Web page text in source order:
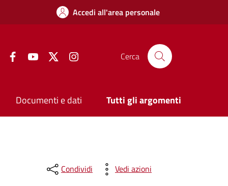
Accedi all'area personale
FacebookYouTube Twitter Cerca
Documenti e dati Tutti gli argomenti
Condividi Vedi azioni